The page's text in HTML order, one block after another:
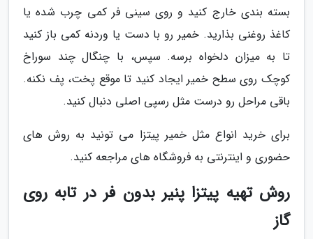
بسته بندی خارج کنید و روی سینی فر کمی چرب شده یا
کاغذ روغنی بذارید. خمیر رو با دست یا وردنه کمی باز کنید
تا به میزان دلخواه برسه. سپس، با چنگال چند سوراخ
کوچک روی سطح خمیر ایجاد کنید تا موقع پخت، پف نکنه.
باقی مراحل رو درست مثل رسپی اصلی دنبال کنید.
برای خرید انواع مثل خمیر پیتزا می تونید به روش های
حضوری و اینترنتی به فروشگاه های مراجعه کنید.
روش تهیه پیتزا پنیر بدون فر در تابه روی
گاز